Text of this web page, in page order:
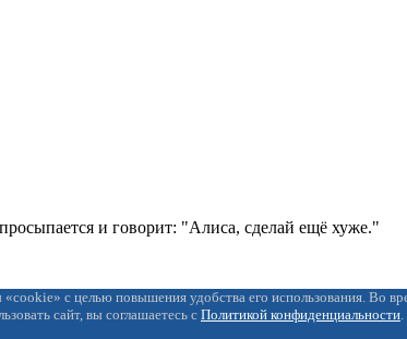
и говорит: "Алиса, сделай ещё хуже."
«cookie» с целью повышения удобства его использования. Во
сайт, вы соглашаетесь с Политикой конфиденциальности.